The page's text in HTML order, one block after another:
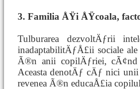
3. Familia ÅŸi ÅŸcoala,
Tulburarea dezvoltÄƒrii
inadaptabilitÄƒÅ£ii sociale
Ã®n anii copilÄƒriei,
Aceasta denotÄƒ cÄƒ nici
revenea Ã®n educaÅ£ia